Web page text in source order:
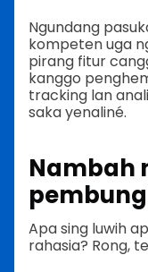
Ngundang
kompeten uga
pirang fitur
kanggo
tracking lan
saka yenaliné.
Nambah
Apa sing luwih
rahasia? Rong,